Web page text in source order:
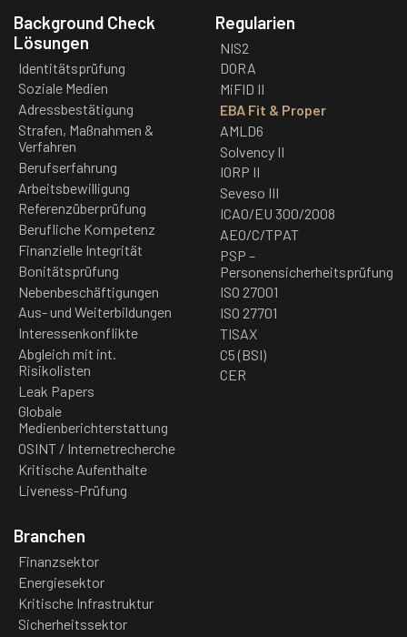
Background Check
Lösungen
Identitätsprüfung
Soziale Medien
Adressbestätigung
Strafen, Maßnahmen &
Verfahren
Berufserfahrung
Arbeitsbewilligung
Referenzüberprüfung
Berufliche Kompetenz
Finanzielle Integrität
Bonitätsprüfung
Nebenbeschäftigungen
Aus- und Weiterbildungen
Interessenkonflikte
Abgleich mit int.
Risikolisten
Leak Papers
Globale
Medienberichterstattung
OSINT / Internetrecherche
Kritische Aufenthalte
Liveness-Prüfung
Regularien
NIS2
DORA
MiFID II
EBA Fit & Proper
AMLD6
Solvency II
IORP II
Seveso III
ICAO/EU 300/2008
AEO/C/TPAT
PSP –
Personensicherheitsprüfung
ISO 27001
ISO 27701
TISAX
C5 (BSI)
CER
Branchen
Finanzsektor
Energiesektor
Kritische Infrastruktur
Sicherheitssektor